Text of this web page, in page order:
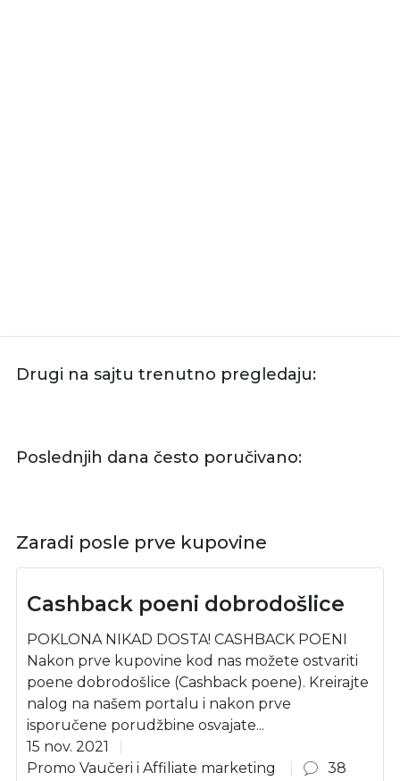
Drugi na sajtu trenutno pregledaju:
Poslednjih dana često poručivano:
Zaradi posle prve kupovine
Cashback poeni dobrodošlice
POKLONA NIKAD DOSTA! CASHBACK POENI
Nakon prve kupovine kod nas možete ostvariti
poene dobrodošlice (Cashback poene). Kreirajte
nalog na našem portalu i nakon prve
isporučene porudžbine osvajate...
15 nov. 2021
Promo Vaučeri i Affiliate marketing
38